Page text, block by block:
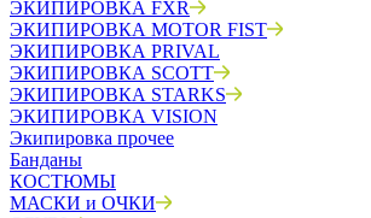
ЭКИПИРОВКА FXR
ЭКИПИРОВКА MOTOR FIST
ЭКИПИРОВКА PRIVAL
ЭКИПИРОВКА SCOTT
ЭКИПИРОВКА STARKS
ЭКИПИРОВКА VISION
Экипировка прочее
Банданы
КОСТЮМЫ
МАСКИ и ОЧКИ